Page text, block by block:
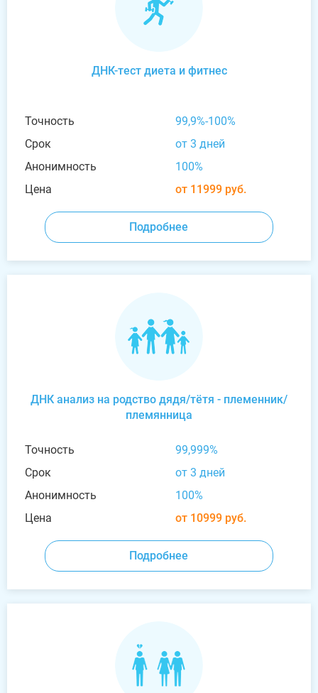
ДНК-тест диета и фитнес
Точность
99,9%-100%
Срок
от 3 дней
Анонимность
100%
Цена
от 11999 руб.
Подробнее
ДНК анализ на родство дядя/тётя - племенник/
племянница
Точность
99,999%
Срок
от 3 дней
Анонимность
100%
Цена
от 10999 руб.
Подробнее